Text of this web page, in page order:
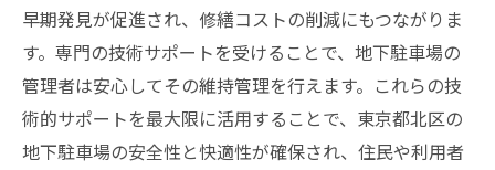
早期発見が促進され、修繕コストの削減にもつながりま
す。専門の技術サポートを受けることで、地下駐車場の
管理者は安心してその維持管理を行えます。これらの技
術的サポートを最大限に活用することで、東京都北区の
地下駐車場の安全性と快適性が確保され、住民や利用者